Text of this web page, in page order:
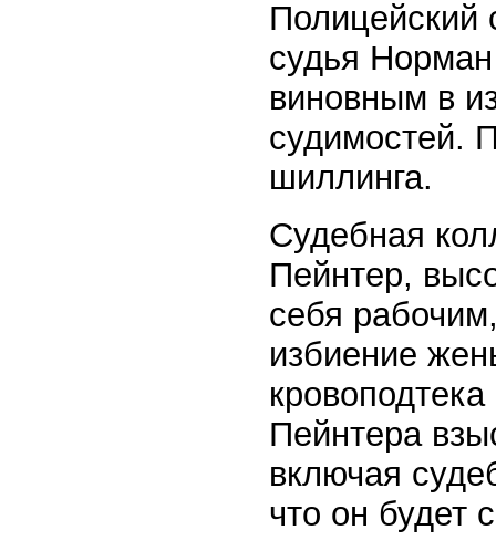
Полицейский
судья
виновным в
судимостей.
шиллинга.
Судебная
Пейнтер,
себя
избиение
Пейнтера
включая
что он будет